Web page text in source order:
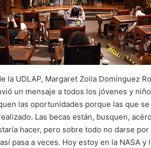
la UDLAP, Margaret Zoila Domínguez
un mensaje a todos los jóvenes y
las oportunidades porque las que
Las becas están, busquen,
hacer, pero sobre todo no darse
pasa a veces. Hoy estoy en la NASA